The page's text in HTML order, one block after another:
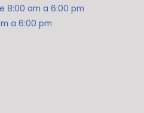
8:00 am a 6:00 pm
a 6:00 pm